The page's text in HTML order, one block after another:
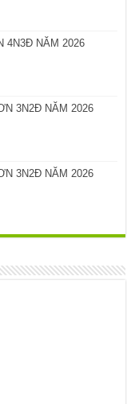
4N3Đ NĂM 2026
3N2Đ NĂM 2026
3N2Đ NĂM 2026